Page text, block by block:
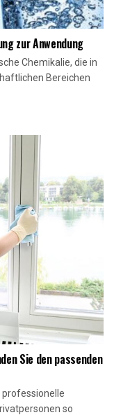
zur Anwendung
Chemikalie, die in
Bereichen
Sie den passenden
professionelle
so